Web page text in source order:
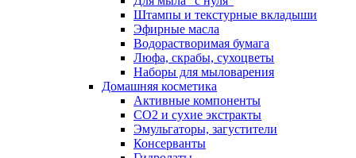
Штампы и текстурные вкладыши
Эфирные масла
Водорастворимая бумага
Люфа, скрабы, сухоцветы
Наборы для мыловарения
Домашняя косметика
Активные компоненты
СО2 и сухие экстракты
Эмульгаторы, загустители
Консерванты